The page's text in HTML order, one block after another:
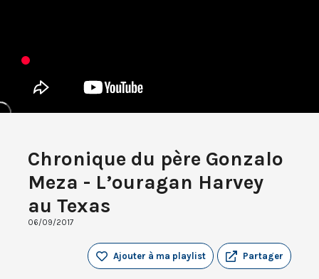
Chronique du père Gonzalo
Meza - L’ouragan Harvey
au Texas
06/09/2017
Partager
Ajouter à ma playlist